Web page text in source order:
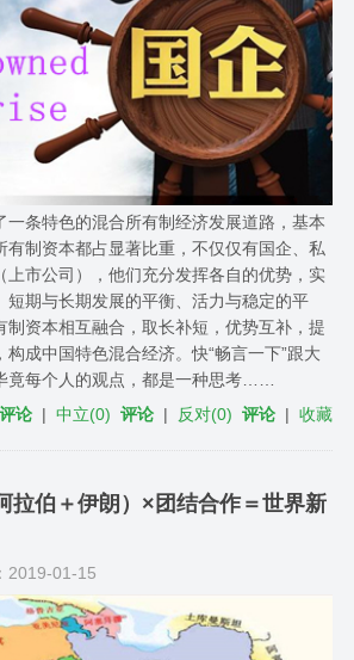
一条特色的混合所有制经济发展道路，基本
有制资本都占显著比重，不仅仅有国企、私
上市公司），他们充分发挥各自的优势，实
短期与长期发展的平衡、活力与稳定的平
制资本相互融合，取长补短，优势互补，提
成中国特色混合经济。快“畅言一下”跟大
竟每个人的观点，都是一种思考……
评论 |中立(0) 评论 | 反对(0) 评论 |收藏
拉伯＋伊朗）×团结合作＝世界新
2019-01-15